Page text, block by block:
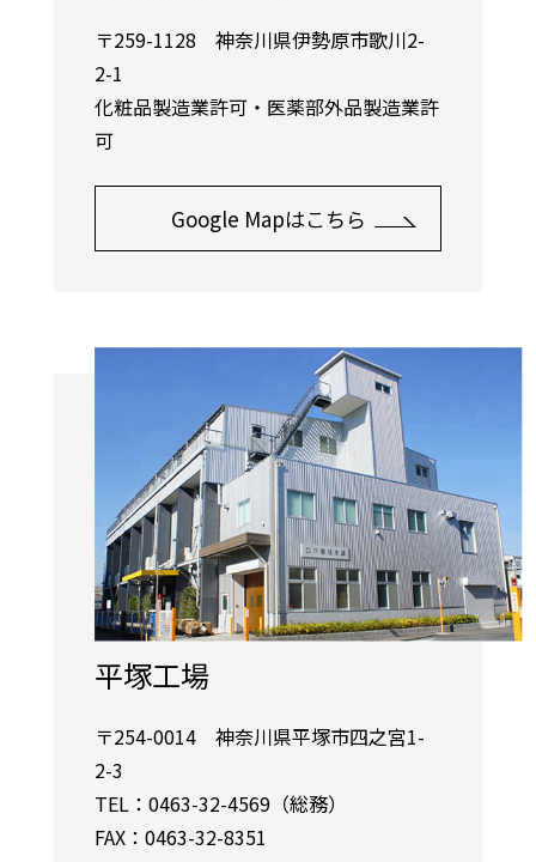
〒259-1128 神奈川県伊勢原市歌川2-
2-1
化粧品製造業許可・医薬部外品製造業許
可
Google Mapはこちら
平塚工場
〒254-0014 神奈川県平塚市四之宮1-
2-3
TEL：0463-32-4569（総務）
FAX：0463-32-8351